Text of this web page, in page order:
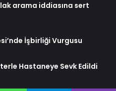
arama iddiasına sert
İşbirliği Vurgusu
Hastaneye Sevk Edildi